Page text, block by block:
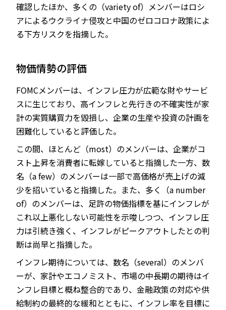
確認したほか、多くの（variety of）メンバーはロシ
アによるウクライナ侵攻と中国のゼロコロナ政策によ
る下方リスクを指摘した。
物価情勢の評価
FOMCメンバーは、インフレ圧力が広範な財やサービ
スに生じており、高インフレと先行きの不確実性が家
計の実質購買力を毀損し、企業の生産や投資の計画を
困難化していると評価した。
この間、ほとんど（most）のメンバーは、企業がコ
スト上昇を消費者に転嫁していると指摘した一方、数
名（a few）のメンバーは一部で高価格が売上げの減
少を招いていると指摘した。また、多く（a number
of）のメンバーは、足許の物価指標を基にインフレが
これ以上悪化しない可能性を示唆しつつ、インフレ圧
力は引続き強く、インフレがピークアウトしたとの判
断は尚早と指摘した。
インフレ期待については、数名（several）のメンバ
ーが、家計やエコノミスト、市場の中長期の期待はイ
ンフレ目標と概ね整合的であり、金融政策の対応や供
給制約の最終的な緩和とともに、インフレ率を目標に